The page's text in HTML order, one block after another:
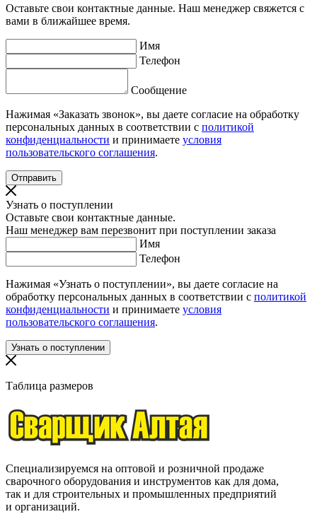
Оставьте свои контактные данные. Наш менеджер свяжется с
вами в ближайшее время.
Имя
Телефон
Сообщение
Нажимая «Заказать звонок», вы даете согласие на обработку
персональных данных в соответствии с политикой
конфиденциальности и принимаете условия
пользовательского соглашения.
Узнать о поступлении
Оставьте свои контактные данные.
Наш менеджер вам перезвонит при поступлении заказа
Имя
Телефон
Нажимая «Узнать о поступлении», вы даете согласие на
обработку персональных данных в соответствии с политикой
конфиденциальности и принимаете условия
пользовательского соглашения.
Таблица размеров
Специализируемся на оптовой и розничной продаже
сварочного оборудования и инструментов как для дома,
так и для строительных и промышленных предприятий
и организаций.